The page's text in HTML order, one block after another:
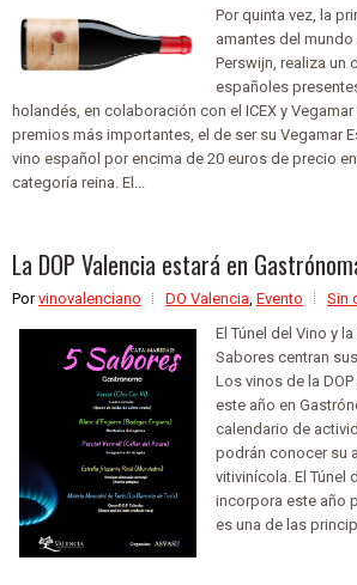
Por quinta vez, la
amantes del mundo
Perswijn, realiza un
españoles
holandés, en colaboración con el ICEX y
premios más importantes, el de ser su Vegamar
vino español por encima de 20 euros de precio
categoría reina. El...
La DOP Valencia estará en
Porvinovalenciano DO Valencia Evento
Sin
El Túnel del Vino y
Sabores centran
Los vinos de la
este año en
calendario de
podrán conocer su
vitivinícola. El Túnel
incorpora este año
es una de las